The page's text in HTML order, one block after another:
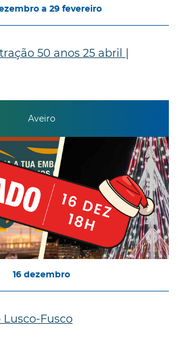
a 29 fevereiro
50 anos 25 abril |
Aveiro
16 dezembro
Fusco